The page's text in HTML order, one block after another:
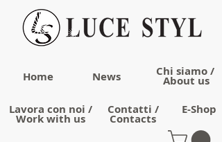
Home News Chi siamo /
About us
Lavora con noi /
Work with us
Contatti /
Contacts
E-Shop